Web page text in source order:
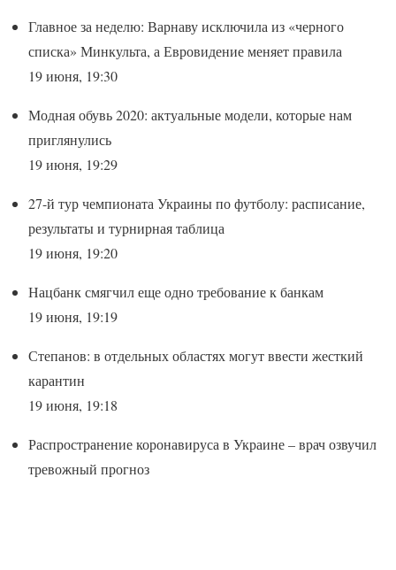
Главное за неделю: Варнаву исключила из «черного
списка» Минкульта, а Евровидение меняет правила
19 июня, 19:30
Модная обувь 2020: актуальные модели, которые нам
приглянулись
19 июня, 19:29
27-й тур чемпионата Украины по футболу: расписание,
результаты и турнирная таблица
19 июня, 19:20
Нацбанк смягчил еще одно требование к банкам
19 июня, 19:19
Степанов: в отдельных областях могут ввести жесткий
карантин
19 июня, 19:18
Распространение коронавируса в Украине – врач озвучил
тревожный прогноз